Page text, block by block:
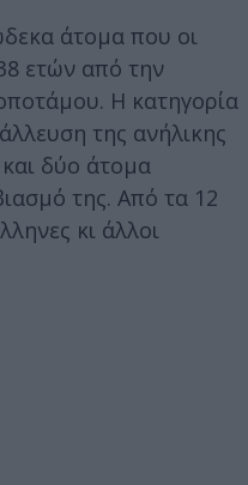
άτομα που οι
ετών από την
Η κατηγορία
της ανήλικης
δύο άτομα
της. Από τα 12
κι άλλοι